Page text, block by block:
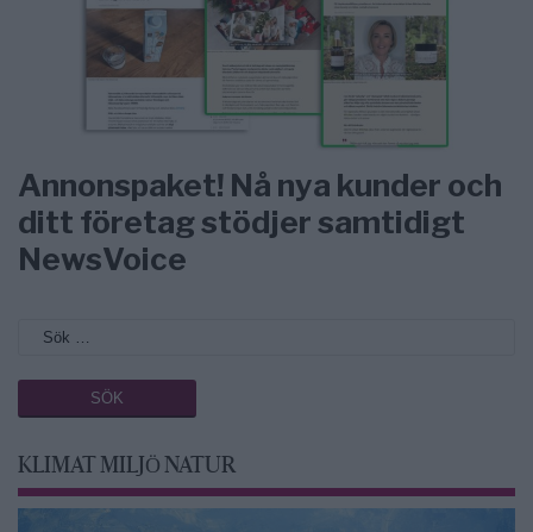
Annonspaket! Nå nya kunder och
ditt företag stödjer samtidigt
NewsVoice
KLIMAT MILJÖ NATUR